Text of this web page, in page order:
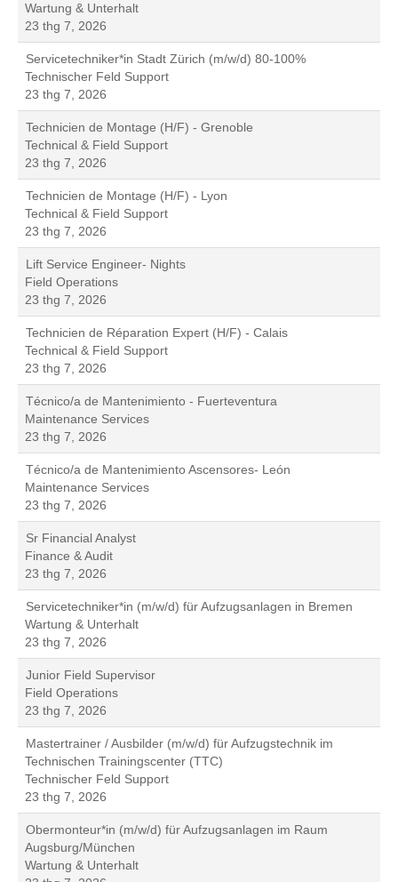
Wartung & Unterhalt
23 thg 7, 2026
Servicetechniker*in Stadt Zürich (m/w/d) 80-100%
Technischer Feld Support
23 thg 7, 2026
Technicien de Montage (H/F) - Grenoble
Technical & Field Support
23 thg 7, 2026
Technicien de Montage (H/F) - Lyon
Technical & Field Support
23 thg 7, 2026
Lift Service Engineer- Nights
Field Operations
23 thg 7, 2026
Technicien de Réparation Expert (H/F) - Calais
Technical & Field Support
23 thg 7, 2026
Técnico/a de Mantenimiento - Fuerteventura
Maintenance Services
23 thg 7, 2026
Técnico/a de Mantenimiento Ascensores- León
Maintenance Services
23 thg 7, 2026
Sr Financial Analyst
Finance & Audit
23 thg 7, 2026
Servicetechniker*in (m/w/d) für Aufzugsanlagen in Bremen
Wartung & Unterhalt
23 thg 7, 2026
Junior Field Supervisor
Field Operations
23 thg 7, 2026
Mastertrainer / Ausbilder (m/w/d) für Aufzugstechnik im
Technischen Trainingscenter (TTC)
Technischer Feld Support
23 thg 7, 2026
Obermonteur*in (m/w/d) für Aufzugsanlagen im Raum
Augsburg/München
Wartung & Unterhalt